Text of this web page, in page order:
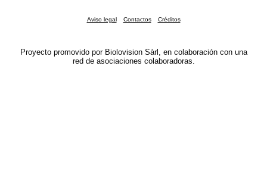
Aviso legal Contactos Créditos
Proyecto promovido por Biolovision Sàrl, en colaboración con una
red de asociaciones colaboradoras.